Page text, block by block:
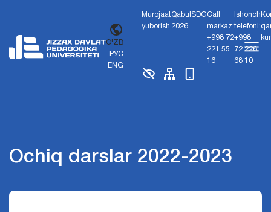
O'ZB
РУС
ENG
Murojaat
yuborish
Qabul
2026
SDGCall
markaz:
+998 72
221 55
16
Ishonch
telefoni:
+998
72 226
68 10
Ochiq darslar 2022-2023